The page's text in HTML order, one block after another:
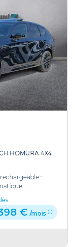
HOMURA 4X4
:
€ /mois